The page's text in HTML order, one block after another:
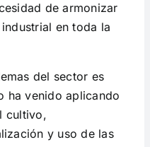
de armonizar
en toda la
del sector es
ha venido aplicando
cultivo,
y uso de las